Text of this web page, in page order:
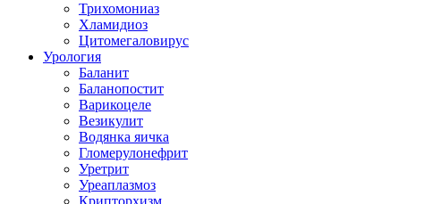
Трихомониаз
Хламидиоз
Цитомегаловирус
Урология
Баланит
Баланопостит
Варикоцеле
Везикулит
Водянка яичка
Гломерулонефрит
Уретрит
Уреаплазмоз
Крипторхизм